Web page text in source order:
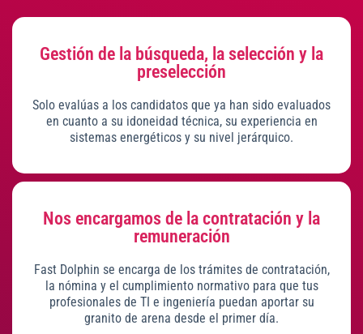
Gestión de la búsqueda, la selección y la
preselección
Solo evalúas a los candidatos que ya han sido evaluados
en cuanto a su idoneidad técnica, su experiencia en
sistemas energéticos y su nivel jerárquico.
Nos encargamos de la contratación y la
remuneración
Fast Dolphin se encarga de los trámites de contratación,
la nómina y el cumplimiento normativo para que tus
profesionales de TI e ingeniería puedan aportar su
granito de arena desde el primer día.